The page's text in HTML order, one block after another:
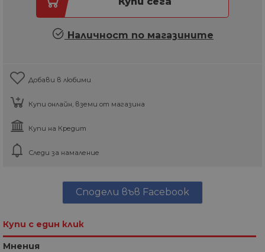
Наличност по магазините
Добави в любими
Купи онлайн, вземи от магазина
Купи на Кредит
Следи за намаление
Сподели във Facebook
Купи с един клик
Мнения